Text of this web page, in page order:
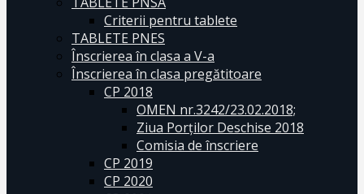
Criterii pentru tablete
TABLETE PNES
Înscrierea în clasa a V-a
Înscrierea în clasa pregătitoare
CP 2018
OMEN nr.3242/23.02.2018;
Ziua Porților Deschise 2018
Comisia de înscriere
CP 2019
CP 2020